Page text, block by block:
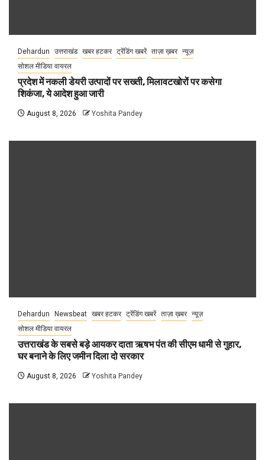
Dehardun उत्तराखंड खबर हटकर ट्रेंडिंग खबरें ताज़ा ख़बर न्यूज़
सोशल मीडिया वायरल
प्रदेश में नकली डेयरी उत्पादों पर सख्ती, मिलावटखोरों पर कसेगा
शिकंजा, ये आदेश हुआ जारी
August 8, 2026 Yoshita Pandey
Dehardun Newsbeat खबर हटकर ट्रेंडिंग खबरें ताज़ा ख़बर न्यूज़
सोशल मीडिया वायरल
उत्तराखंड के सबसे बड़े आयकर दाता ऋषभ पंत की सीएम धामी से गुहार,
घर बनाने के लिए जमीन दिला दो सरकार
August 8, 2026 Yoshita Pandey